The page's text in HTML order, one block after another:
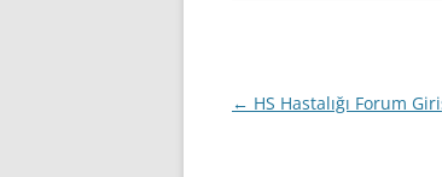
Yazı
← HS Hastalığı Forum